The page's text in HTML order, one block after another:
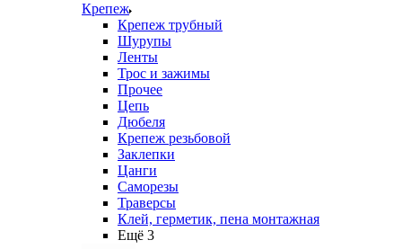
Крепеж
Крепеж трубный
Шурупы
Ленты
Трос и зажимы
Прочее
Цепь
Дюбеля
Крепеж резьбовой
Заклепки
Цанги
Саморезы
Траверсы
Клей, герметик, пена монтажная
Ещё 3